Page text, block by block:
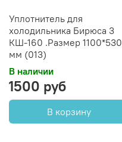
Уплотнитель для
холодильника Бирюса 3
КШ-160 .Размер 1100*530
мм (013)
В наличии
1500 руб
В корзину